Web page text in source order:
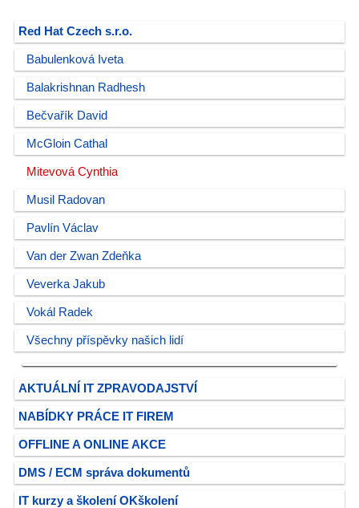
Red Hat Czech s.r.o.
Babulenková Iveta
Balakrishnan Radhesh
Bečvařík David
McGloin Cathal
Mitevová Cynthia
Musil Radovan
Pavlín Václav
Van der Zwan Zdeňka
Veverka Jakub
Vokál Radek
Všechny příspěvky našich lidí
AKTUÁLNÍ IT ZPRAVODAJSTVÍ
NABÍDKY PRÁCE IT FIREM
OFFLINE A ONLINE AKCE
DMS / ECM správa dokumentů
IT kurzy a školení OKškolení